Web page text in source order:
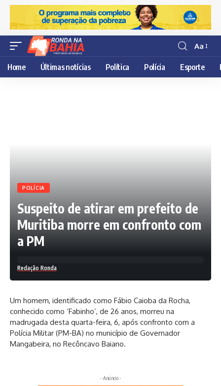
Resisor
de
fonte
Aa
Home Últimas notícias Política Polícia Esporte
POLÍCIA
Suspeito de atirar em prefeito de
Muritiba morre em confronto com
a PM
Redação Ronda
Um homem, identificado como Fábio Caioba da Rocha,
conhecido como ‘Fabinho’, de 26 anos, morreu na
madrugada desta quarta-feira, 6, após confronto com a
Polícia Militar (PM-BA) no município de Governador
Mangabeira, no Recôncavo Baiano.
- Anúncio -